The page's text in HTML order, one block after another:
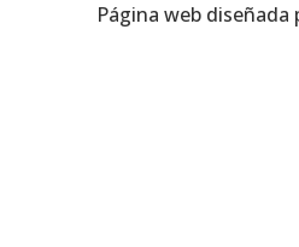
Página web diseñada